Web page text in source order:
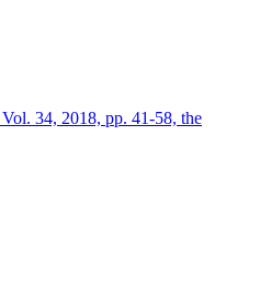
34, 2018, pp. 41-58, the